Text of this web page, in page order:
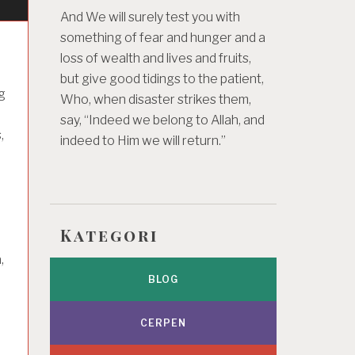
And We will surely test you with
something of fear and hunger and a
loss of wealth and lives and fruits,
but give good tidings to the patient,
Who, when disaster strikes them,
say, “Indeed we belong to Allah, and
indeed to Him we will return.”
Kategori
BLOG
CERPEN